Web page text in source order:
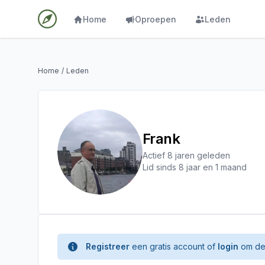
Home Oproepen Leden
Home / Leden
Frank
Actief 8 jaren geleden
Lid sinds 8 jaar en 1 maand
Registreer een gratis account of login om